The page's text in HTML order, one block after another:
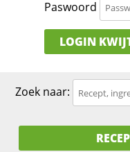
Paswoord
LOGIN
Zoek naar: